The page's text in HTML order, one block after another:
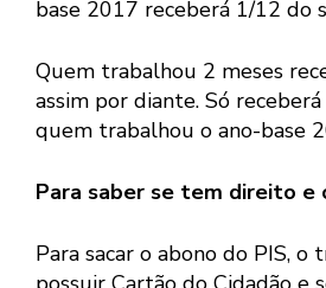
base 2017 receberá 1/12 do
Quem trabalhou 2 meses
assim por diante. Só
quem trabalhou o ano-base
Para saber se tem direito e
Para sacar o abono do PIS, o